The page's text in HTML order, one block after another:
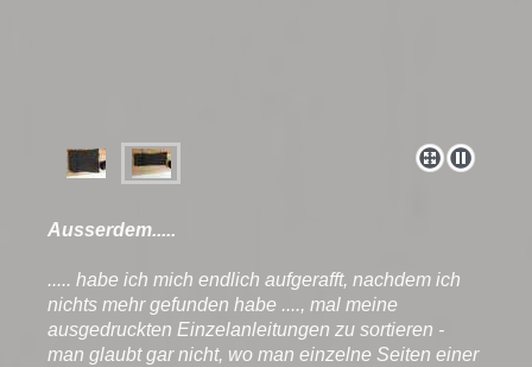
Ausserdem.....
..... habe ich mich endlich aufgerafft, nachdem ich
nichts mehr gefunden habe ...., mal meine
ausgedruckten Einzelanleitungen zu sortieren -
man glaubt gar nicht, wo man einzelne Seiten einer